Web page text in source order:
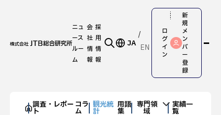
ニュ
ース
ルー
ム
会
社
情
報
採
用
情
報
JA EN
ロ
グ
イ
ン
新
規
メ
ン
バ
ー
登
録
調査・レポー
ト
コラ
ム
観光統
計
用語
集
専門領
域
実績一
覧